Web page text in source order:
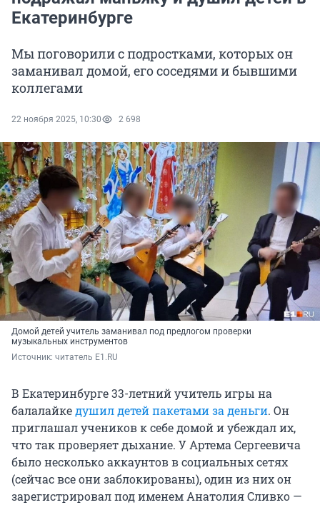
Екатеринбурге
Мы поговорили с подростками, которых он
заманивал домой, его соседями и бывшими
коллегами
22 ноября 2025, 10:30 2 698
Домой детей учитель заманивал под предлогом проверки
музыкальных инструментов
Источник: читатель E1.RU
В Екатеринбурге 33-летний учитель игры на
балалайкедушил детей пакетами за деньги. Он
приглашал учеников к себе домой и убеждал их,
что так проверяет дыхание. У Артема Сергеевича
было несколько аккаунтов в социальных сетях
(сейчас все они заблокированы), один из них он
зарегистрировал под именем Анатолия Сливко —